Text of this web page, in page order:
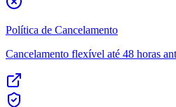
Política de Cancelamento
Cancelamento flexível até 48 horas